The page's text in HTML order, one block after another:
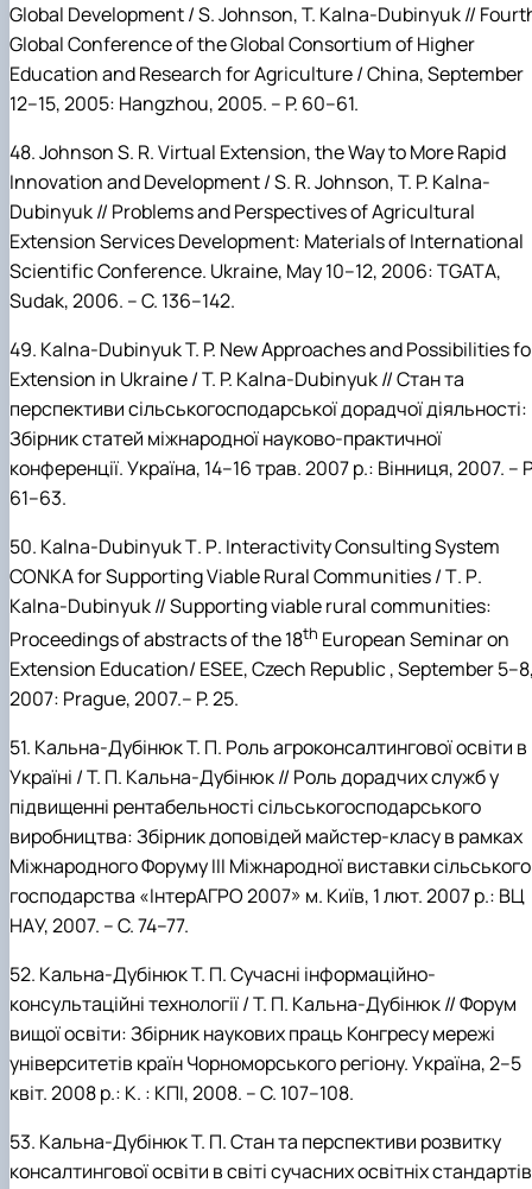
Global Development / S.Johnson,T. Kalna-Dubinyuk //
Global Conference of the Global Consortium of Higher
Education and Research for Agriculture / China, September
12–15, 2005: Hangzhou, 2005. – P. 60–61.
48.JohnsonS. R. Virtual Extension, the Way to More Rapid
Innovation and Development / S. R.Johnson, T. P. Kalna-
Dubinyuk // Problems and Perspectives of Agricultural
Extension Services Development: Materials of International
Scientific Conference. Ukraine, May 10–12, 2006: TGATA,
Sudak, 2006. – C. 136–142.
49. Kalna-DubinyukT. P. New Approaches and Possibilities
Extension in Ukraine / T. P. Kalna-Dubinyuk //Стан та
перспективи сільськогосподарської дорадчої діяльності:
Збірник статей міжнародної науково-практичної
конференції. Україна, 14–16 трав. 2007 р.: Вінниця, 2007. –
61–63.
50. Kalna-DubinyukT. P. InteractivityConsultingSystem
CONKAforSupportingViableRuralCommunities/T. P.
Kalna-Dubinyuk//Supportingviableruralcommunities:
Proceedingsofabstractsofthe18th EuropeanSeminaron
Extension Education/ ESEE,Czech Republic,September
2007: Prague, 2007.– P. 25.
51. Кальна-ДубінюкТ. П. Роль агроконсалтингової освіти в
Україні /Т. П. Кальна-Дубінюк // Роль дорадчих служб у
підвищенні рентабельності сільськогосподарського
виробництва: Збірник доповідей майстер-класу в рамках
Міжнародного Форуму ІІІ Міжнародної виставки сільського
господарства «ІнтерАГРО 2007» м. Київ, 1 лют. 2007 р.: ВЦ
НАУ, 2007. – С. 74–77.
52. Кальна-ДубінюкТ. П. Сучасні інформаційно-
консультаційні технології /Т. П. Кальна-Дубінюк // Форум
вищої освіти: Збірник наукових праць Конгресу мережі
університетів країн Чорноморського регіону. Україна, 2–5
квіт. 2008 р.: К. : КПІ, 2008. – С. 107–108.
53. Кальна-ДубінюкТ. П. Стан та перспективи розвитку
консалтингової освіти в світі сучасних освітніх стандартів